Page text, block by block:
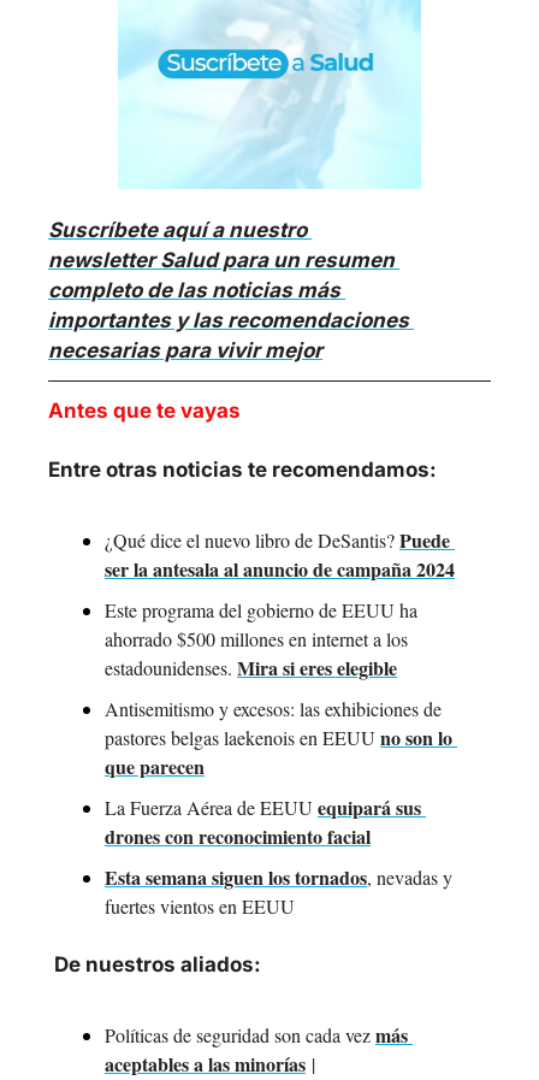
Suscríbete aquí a nuestro
newsletter Salud para un resumen
completo de las noticias más
importantes y las recomendaciones
necesarias para vivir mejor
Antes que te vayas
Entre otras noticias te recomendamos:
¿Qué dice el nuevo libro de DeSantis? Puede
ser la antesala al anuncio de campaña 2024
Este programa del gobierno de EEUU ha
ahorrado $500 millones en internet a los
estadounidenses. Mira si eres elegible
Antisemitismo y excesos: las exhibiciones de
pastores belgas laekenois en EEUU no son lo
que parecen
La Fuerza Aérea de EEUU equipará sus
drones con reconocimiento facial
Esta semana siguen los tornados, nevadas y
fuertes vientos en EEUU
De nuestros aliados:
Políticas de seguridad son cada vez más
aceptables a las minorías |